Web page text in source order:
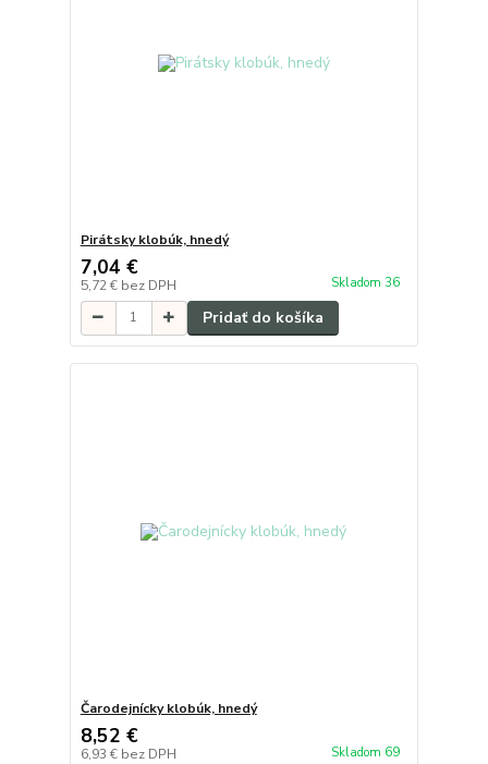
Pirátsky klobúk, hnedý
7,04 €
5,72 € bez DPH Skladom 36
Pridať do košíka
Čarodejnícky klobúk, hnedý
8,52 €
6,93 € bez DPH Skladom 69